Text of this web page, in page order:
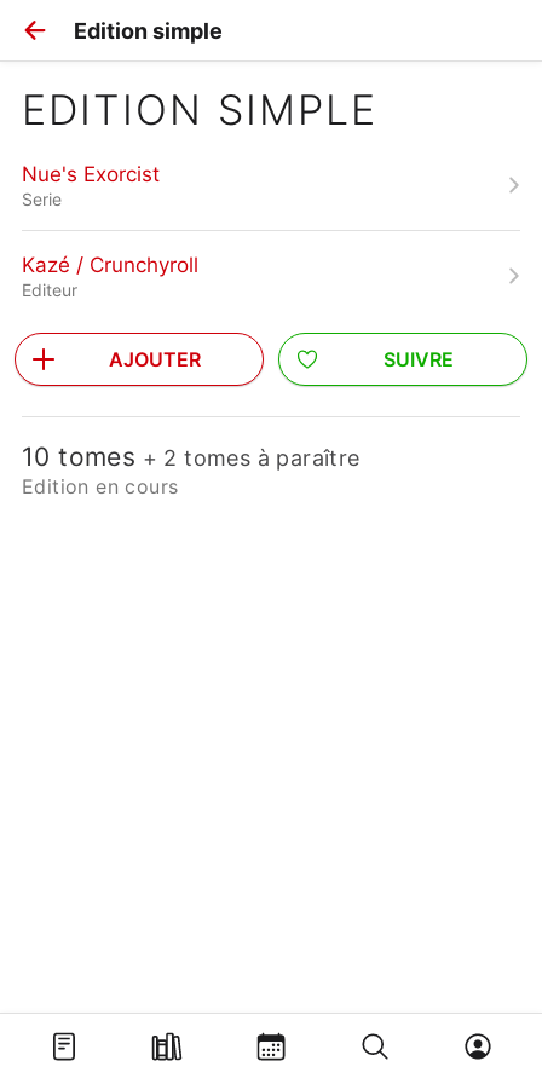
Edition simple
EDITION SIMPLE
Nue's Exorcist
Serie
Kazé / Crunchyroll
Editeur
AJOUTER SUIVRE
10 tomes + 2 tomes à paraître
Edition en cours